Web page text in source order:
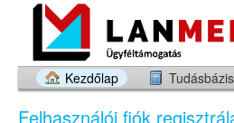
Kezdőlap Tudásbázis
Felhasználói fiók